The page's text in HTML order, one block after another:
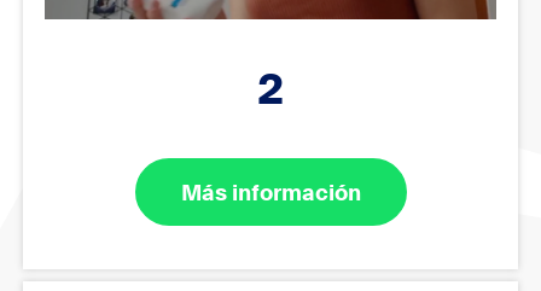
2
Más información